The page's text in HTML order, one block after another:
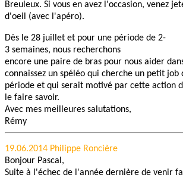
Breuleux. Si vous en avez l'occasion, venez
d'oeil (avec l'apéro).
Dès le 28 juillet et pour une période de 2-
3 semaines, nous recherchons
encore une paire de bras pour nous aider
connaissez un spéléo qui cherche un petit
période et qui serait motivé par cette action
le faire savoir.
Avec mes meilleures salutations,
Rémy
19.06.2014 Philippe Roncière
Bonjour Pascal,
Suite à l'échec de l'année dernière de venir